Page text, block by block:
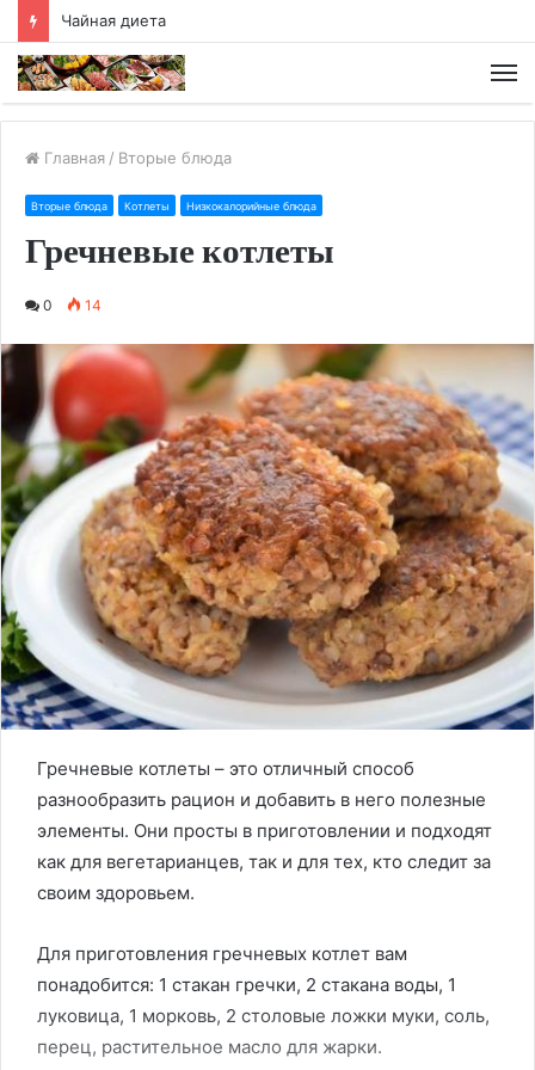
Чайная диета
Главная / Вторые блюда
Вторые блюда Котлеты Низкокалорийные блюда
Гречневые котлеты
0 14
Гречневые котлеты – это отличный способ
разнообразить рацион и добавить в него полезные
элементы. Они просты в приготовлении и подходят
как для вегетарианцев, так и для тех, кто следит за
своим здоровьем.
Для приготовления гречневых котлет вам
понадобится: 1 стакан гречки, 2 стакана воды, 1
луковица, 1 морковь, 2 столовые ложки муки, соль,
перец, растительное масло для жарки.